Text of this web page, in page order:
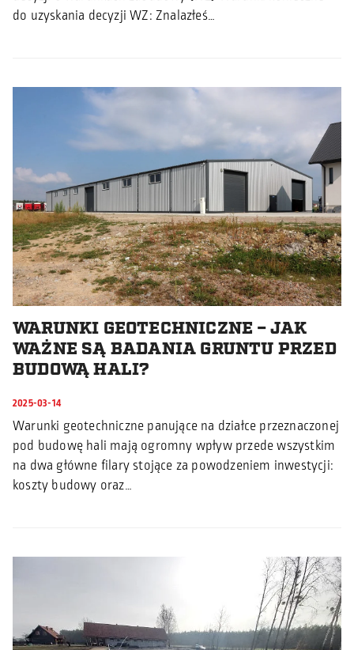
do uzyskania decyzji WZ: Znalazłeś…
WARUNKI GEOTECHNICZNE – JAK
WAŻNE SĄ BADANIA GRUNTU PRZED
BUDOWĄ HALI?
2025-03-14
Warunki geotechniczne panujące na działce przeznaczonej
pod budowę hali mają ogromny wpływ przede wszystkim
na dwa główne filary stojące za powodzeniem inwestycji:
koszty budowy oraz…